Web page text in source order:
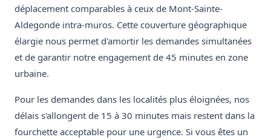
déplacement comparables à ceux de Mont-Sainte-
Aldegonde intra-muros. Cette couverture géographique
élargie nous permet d'amortir les demandes simultanées
et de garantir notre engagement de 45 minutes en zone
urbaine.
Pour les demandes dans les localités plus éloignées, nos
délais s'allongent de 15 à 30 minutes mais restent dans la
fourchette acceptable pour une urgence. Si vous êtes un